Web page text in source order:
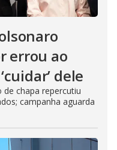
errou ao
dele
chapa repercutiu
campanha aguarda